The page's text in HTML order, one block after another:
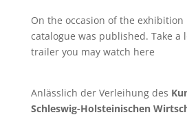
On the occasion of the exhibition
catalogue was published. Take a
trailer you may watch here
Anlässlich der Verleihung des
Schleswig-Holsteinischen